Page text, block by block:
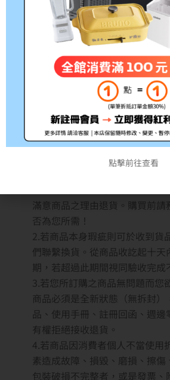
良)，拆封前請務必確認清楚型
*出貨時間約3~5個工作天，如遇
注意事項:
1.根據消保法第19條規定，網路
有商品到貨七天鑑賞期（非試用
欲試用請至原廠展示中心試用；
印表機、耗材類（碳粉匣、墨水
媒體如光碟片、磁帶）及軟體類
滿意商品之理由退貨。購買前請
否為您所需！
2.若商品本身瑕疵則可於收到貨
們聯繫換貨。從商品收訖起十天
期，若超過此期間視同驗收完成
3.若您所訂購之商品無問題而您
商品必須是全新狀態（無拆封）
品、使用手冊、註冊回函、週邊
有權拒絕接收退貨。
4.若商品因消費者個人不當使用
素造成故障、損毀、磨損、擦傷
包裝破損不完整者，或是發票、
點擊前往查看